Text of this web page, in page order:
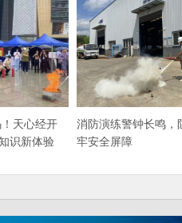
天心经开
识新体验
消防演练警钟长鸣，
牢安全屏障